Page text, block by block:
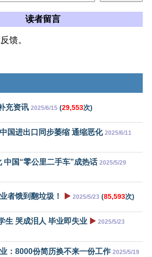
读者留言
馈。
充资讯 2025/6/15 (29,553次)
国进出口同步萎缩 通缩恶化 2025/6/11
中国“零公里二手车”成热话 2025/5/29
者饿到翻垃圾！ ▶️ 2025/5/23 (85,593次)
生 哭成泪人 毕业即失业 ▶️ 2025/5/23
：8000份简历换不来一份工作 2025/5/19